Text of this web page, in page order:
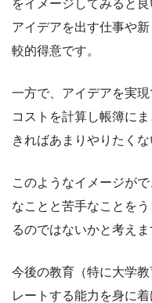
をイメージしてみると
アイデアを出す仕事や
較的得意です。
一方で、アイデアを実
コストを計算し帳簿に
きればあまりやりたくな
このようなイメージが
なことと苦手なことを
るのではないかと考えま
今後の教育（特に大学
レートする能力を身に